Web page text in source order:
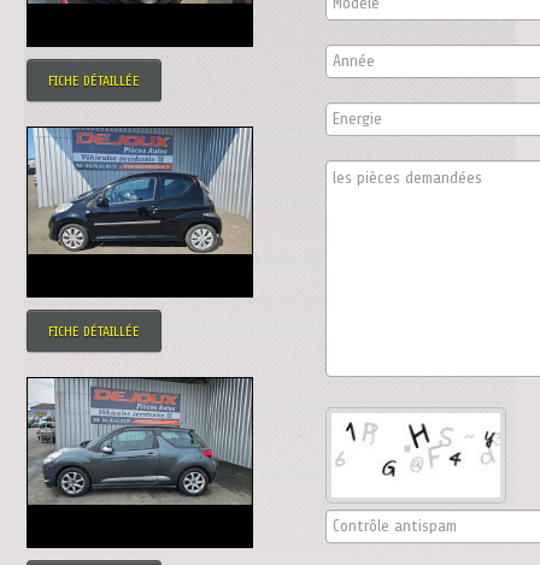
FICHE DÉTAILLÉE
FICHE DÉTAILLÉE